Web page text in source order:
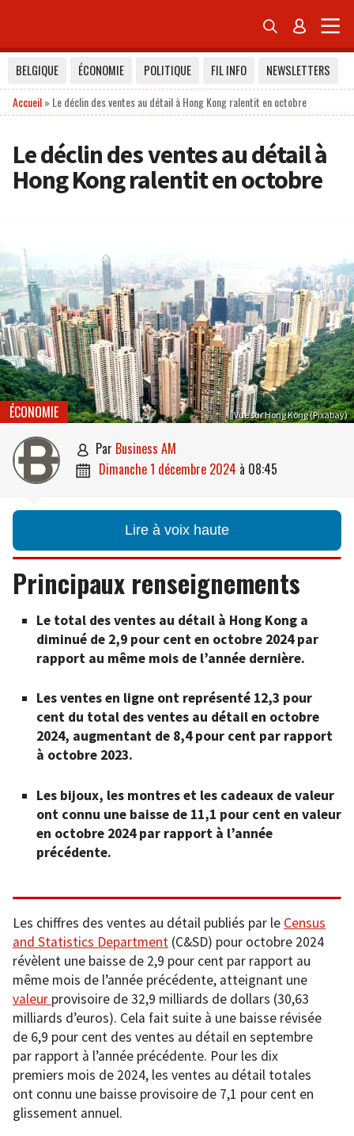
 
BELGIQUE ÉCONOMIE POLITIQUE FIL INFO
NEWSLETTERS
Accueil» Le déclin des ventes au détail à Hong Kong ralentit en octobre
Le déclin des ventes au détail à
Hong Kong ralentit en octobre
Vue sur Hong Kong (Pixabay)
ÉCONOMIE
 par Business AM
 dimanche 1 décembre 2024 à 08:45
Lire à voix haute
Principaux renseignements
Le total des ventes au détail à Hong Kong a
diminué de 2,9 pour cent en octobre 2024 par
rapport au même mois de l’année dernière.
Les ventes en ligne ont représenté 12,3 pour
cent du total des ventes au détail en octobre
2024, augmentant de 8,4 pour cent par rapport
à octobre 2023.
Les bijoux, les montres et les cadeaux de valeur
ont connu une baisse de 11,1 pour cent en valeur
en octobre 2024 par rapport à l’année
précédente.
Les chiffres des ventes au détail publiés par le Census
and Statistics Department (C&SD) pour octobre 2024
révèlent une baisse de 2,9 pour cent par rapport au
même mois de l’année précédente, atteignant une
valeur provisoire de 32,9 milliards de dollars (30,63
milliards d’euros). Cela fait suite à une baisse révisée
de 6,9 pour cent des ventes au détail en septembre
par rapport à l’année précédente. Pour les dix
premiers mois de 2024, les ventes au détail totales
ont connu une baisse provisoire de 7,1 pour cent en
glissement annuel.